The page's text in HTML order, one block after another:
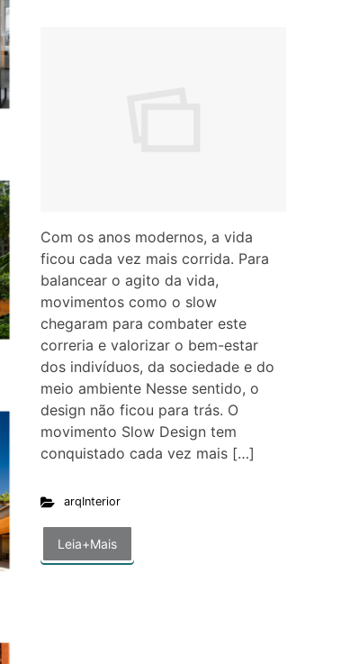
Com os anos modernos, a vida
ficou cada vez mais corrida. Para
balancear o agito da vida,
movimentos como o slow
chegaram para combater este
correria e valorizar o bem-estar
dos indivíduos, da sociedade e do
meio ambiente Nesse sentido, o
design não ficou para trás. O
movimento Slow Design tem
conquistado cada vez mais […]
arqInterior
Leia+Mais